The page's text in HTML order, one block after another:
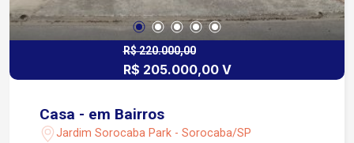
R$ 220.000,00
R$ 205.000,00 V
Casa - em Bairros
Jardim Sorocaba Park - Sorocaba/SP